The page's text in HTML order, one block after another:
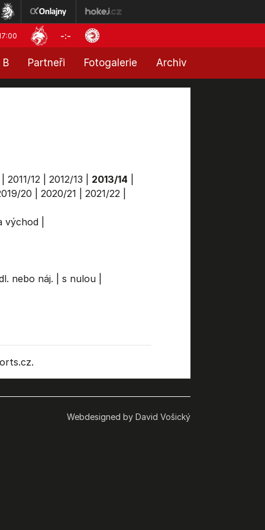
-:-
B Partneři Fotogalerie Archiv
2011/12| 2012/13 2013/14
20
2020/21 2021/22|
východ|
nebo náj. s nulou|
Webdesigned by David Vošický